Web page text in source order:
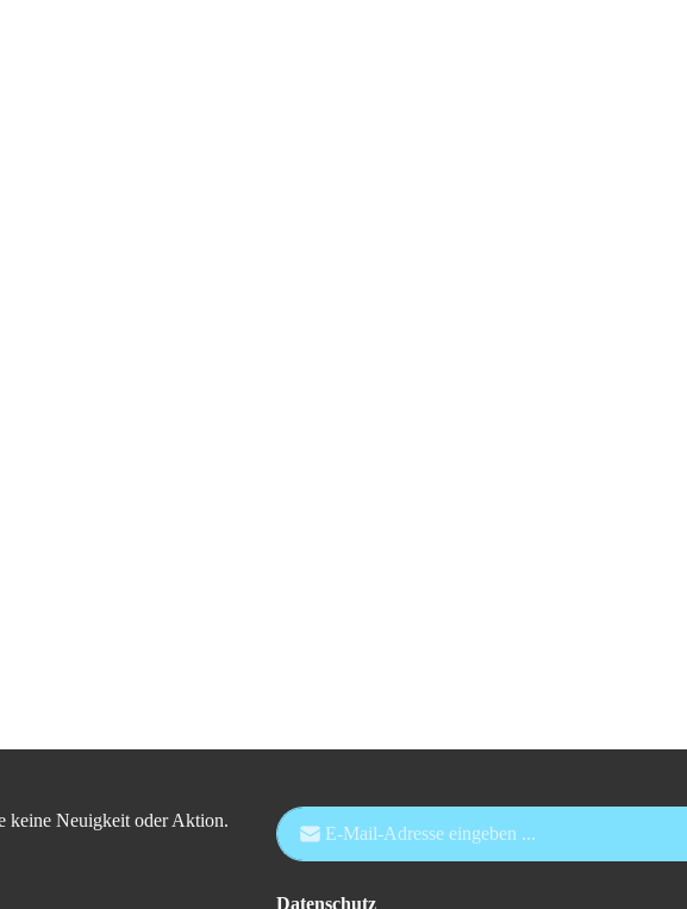
keine Neuigkeit oder Aktion. E-Mail-Adresse*
Datenschutz